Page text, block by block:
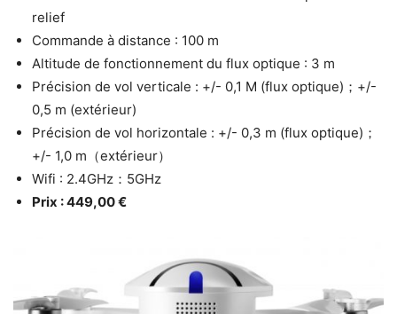
relief
Commande à distance : 100 m
Altitude de fonctionnement du flux optique : 3 m
Précision de vol verticale : +/- 0,1 M (flux optique)；+/-
0,5 m (extérieur)
Précision de vol horizontale : +/- 0,3 m (flux optique)；
+/- 1,0 m（extérieur）
Wifi : 2.4GHz：5GHz
Prix : 449,00 €